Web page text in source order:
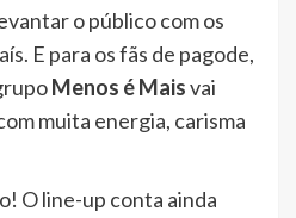
o público com os
E para os fãs de pagode,
Menos é Maisvai
muita energia, carisma
O line-up conta ainda